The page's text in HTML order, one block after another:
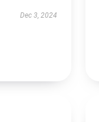
Dec 3, 2024